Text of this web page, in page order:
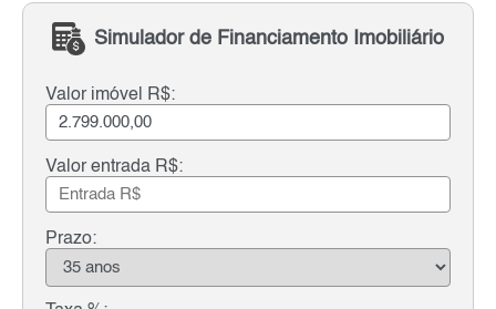
Simulador de Financiamento Imobiliário
Valor imóvel R$:
Valor entrada R$:
Prazo: